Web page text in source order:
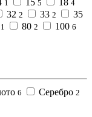
1 15 5 18 4
32 2 33 2 35
1 80 2 100 6
6 Серебро 2